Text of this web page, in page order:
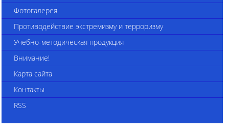
Фотогалерея
Противодействие экстремизму и терроризму
Учебно-методическая продукция
Внимание!
Карта сайта
Контакты
RSS